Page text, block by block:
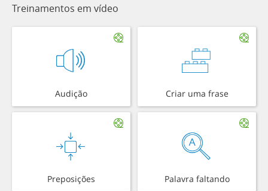
Treinamentos em vídeo
Audição Criar uma frase
Preposições Palavra faltando